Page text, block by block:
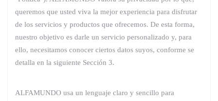
queremos que usted viva la mejor experiencia para disfrutar
de los servicios y productos que ofrecemos. De esta forma,
nuestro objetivo es darle un servicio personalizado y, para
ello, necesitamos conocer ciertos datos suyos, conforme se
detalla en la siguiente Sección 3.
ALFAMUNDO usa un lenguaje claro y sencillo para